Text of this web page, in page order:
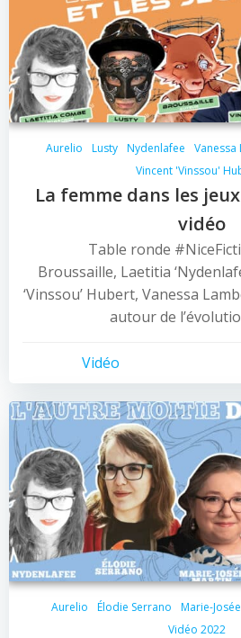
Aurelio Lusty Nydenlafee
Vincent 'Vinssou'
La femme dans les
vidéo
Table ronde
Broussaille, Laetitia
‘Vinssou’ Hubert, Vanessa
autour de
Vidéo
Aurelio Élodie Serrano Marie-
Vidéo 2022